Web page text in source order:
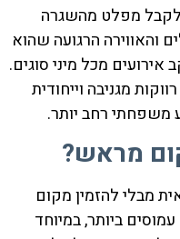
לקבל מפלט מהשגרה
והאווירה הרגועה שהוא
אירועים מכל מיני סוגים.
מגניבה וייחודית
משפחתי רחב יותר.
מראש?
מבלי להזמין מקום
ביותר, במיוחד